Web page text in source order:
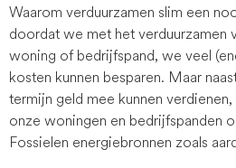
Waarom verduurzamen slim een
doordat we met het verduurzamen
woning of bedrijfspand, we veel
kosten kunnen besparen. Maar
termijn geld mee kunnen
onze woningen en bedrijfspanden
Fossielen energiebronnen zoals